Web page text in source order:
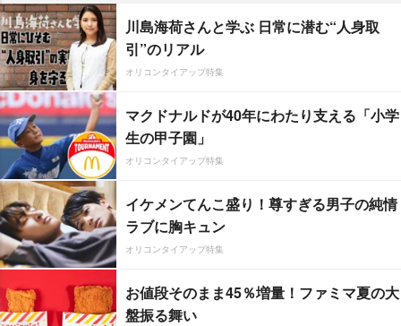
川島海荷さんと学ぶ 日常に潜む“人身取
引”のリアル
オリコンタイアップ特集
マクドナルドが40年にわたり支える「小学
生の甲子園」
オリコンタイアップ特集
イケメンてんこ盛り！尊すぎる男子の純情
ラブに胸キュン
オリコンタイアップ特集
お値段そのまま45％増量！ファミマ夏の大
盤振る舞い